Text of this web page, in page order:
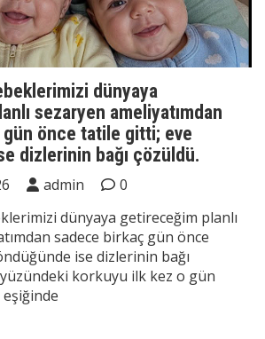
dünyaya
sezaryen ameliyatımdan
önce tatile gitti; eve
dizlerinin bağı çözüldü.
admin
0
dünyaya getireceğim planlı
sadece birkaç gün önce
ise dizlerinin bağı
yüzündeki korkuyu ilk kez o gün
eşiğinde